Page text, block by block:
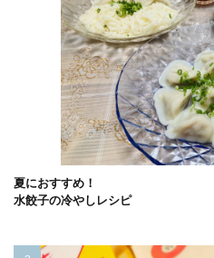
夏におすすめ！
水餃子の冷やしレシピ